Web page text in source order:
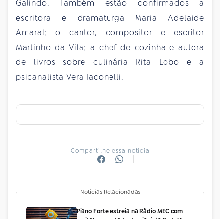
Galindo. Também estão confirmados a
escritora e dramaturga Maria Adelaide
Amaral; o cantor, compositor e escritor
Martinho da Vila; a chef de cozinha e autora
de livros sobre culinária Rita Lobo e a
psicanalista Vera Iaconelli.
Compartilhe essa notícia
Notícias Relacionadas
Piano Forte estreia na Rádio MEC com